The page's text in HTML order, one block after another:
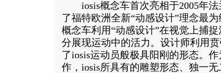
iosis概念车首次亮相于2005年法
了福特欧洲全新“动感设计”理念最
概念车利用“动感设计”在视觉上捕
分展现运动中的活力。设计师利用
了iosis运动员般极具阳刚的形态。
作，iosis所具有的雕塑形态、独一